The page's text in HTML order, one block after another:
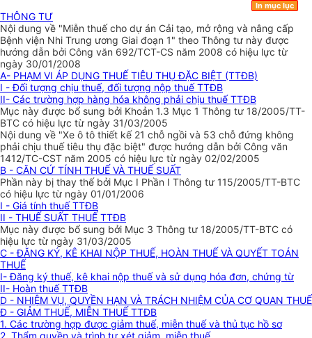
In mục lục
THÔNG TƯ
Nội dung về "Miễn thuế cho dự án Cải tạo, mở rộng và nâng cấp
Bệnh viện Nhi Trung ương Giai đoạn 1" theo Thông tư này được
hướng dẫn bởi Công văn 692/TCT-CS năm 2008 có hiệu lực từ
ngày 30/01/2008
A- PHẠM VI ÁP DỤNG THUẾ TIÊU THỤ ĐẶC BIỆT (TTĐB)
I - Đối tượng chịu thuế, đối tượng nộp thuế TTĐB
II- Các trường hợp hàng hóa không phải chịu thuế TTĐB
Mục này được bổ sung bởi Khoản 1.3 Mục 1 Thông tư 18/2005/TT-
BTC có hiệu lực từ ngày 31/03/2005
Nội dung về "Xe ô tô thiết kế 21 chỗ ngồi và 53 chỗ đứng không
phải chịu thuế tiêu thụ đặc biệt" được hướng dẫn bởi Công văn
1412/TC-CST năm 2005 có hiệu lực từ ngày 02/02/2005
B - CĂN CỨ TÍNH THUẾ VÀ THUẾ SUẤT
Phần này bị thay thế bởi Mục I Phần I Thông tư 115/2005/TT-BTC
có hiệu lực từ ngày 01/01/2006
I - Giá tính thuế TTĐB
II - THUẾ SUẤT THUẾ TTĐB
Mục này được bổ sung bởi Mục 3 Thông tư 18/2005/TT-BTC có
hiệu lực từ ngày 31/03/2005
C - ĐĂNG KÝ, KÊ KHAI NỘP THUẾ, HOÀN THUẾ VÀ QUYẾT TOÁN
THUẾ
I- Đăng ký thuế, kê khai nộp thuế và sử dụng hóa đơn, chứng từ
II- Hoàn thuế TTĐB
D - NHIỆM VỤ, QUYỀN HẠN VÀ TRÁCH NHIỆM CỦA CƠ QUAN THUẾ
Đ - GIẢM THUẾ, MIỄN THUẾ TTĐB
1. Các trường hợp được giảm thuế, miễn thuế và thủ tục hồ sơ
2. Thẩm quyền và trình tự xét giảm, miễn thuế